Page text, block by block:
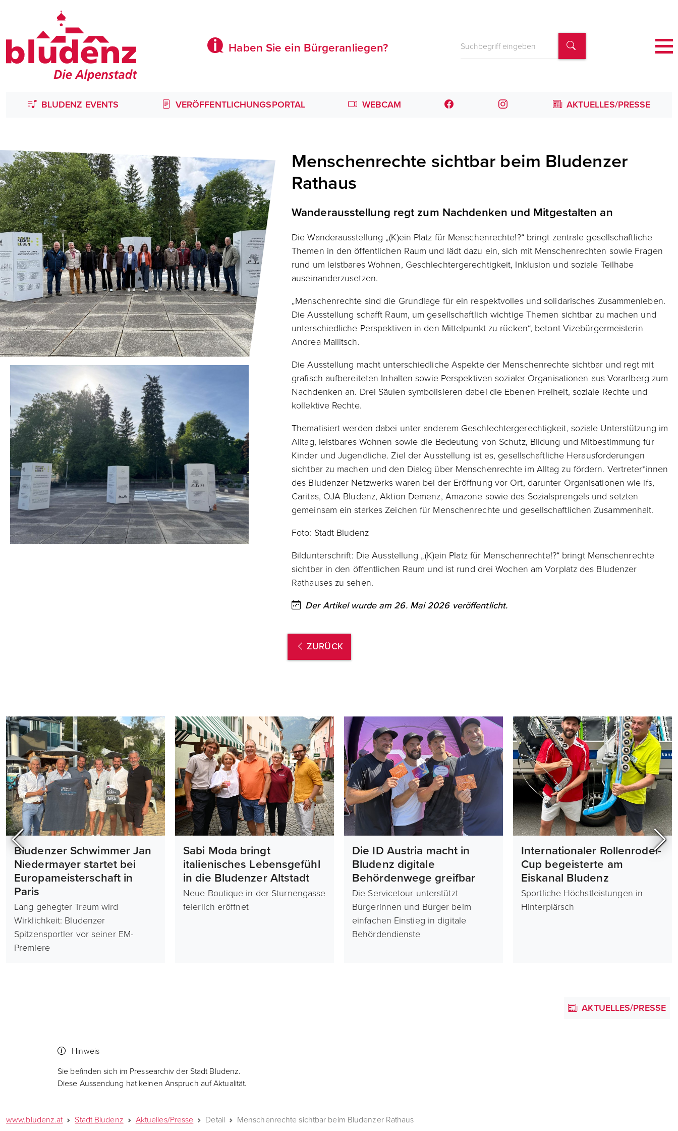
Haben Sie ein Bürgeranliegen?
BLUDENZ EVENTS VERÖFFENTLICHUNGSPORTAL WEBCAM AKTUELLES/PRESSE
Menschenrechte sichtbar beim Bludenzer
Rathaus
Wanderausstellung regt zum Nachdenken und Mitgestalten an
Die Wanderausstellung „(K)ein Platz für Menschenrechte!?“ bringt zentrale gesellschaftliche
Themen in den öffentlichen Raum und lädt dazu ein, sich mit Menschenrechten sowie Fragen
rund um leistbares Wohnen, Geschlechtergerechtigkeit, Inklusion und soziale Teilhabe
auseinanderzusetzen.
„Menschenrechte sind die Grundlage für ein respektvolles und solidarisches Zusammenleben.
Die Ausstellung schafft Raum, um gesellschaftlich wichtige Themen sichtbar zu machen und
unterschiedliche Perspektiven in den Mittelpunkt zu rücken“, betont Vizebürgermeisterin
Andrea Mallitsch.
Die Ausstellung macht unterschiedliche Aspekte der Menschenrechte sichtbar und regt mit
grafisch aufbereiteten Inhalten sowie Perspektiven sozialer Organisationen aus Vorarlberg zum
Nachdenken an. Drei Säulen symbolisieren dabei die Ebenen Freiheit, soziale Rechte und
kollektive Rechte.
Thematisiert werden dabei unter anderem Geschlechtergerechtigkeit, soziale Unterstützung im
Alltag, leistbares Wohnen sowie die Bedeutung von Schutz, Bildung und Mitbestimmung für
Kinder und Jugendliche. Ziel der Ausstellung ist es, gesellschaftliche Herausforderungen
sichtbar zu machen und den Dialog über Menschenrechte im Alltag zu fördern. Vertreter*innen
des Bludenzer Netzwerks waren bei der Eröffnung vor Ort, darunter Organisationen wie ifs,
Caritas, OJA Bludenz, Aktion Demenz, Amazone sowie des Sozialsprengels und setzten
gemeinsam ein starkes Zeichen für Menschenrechte und gesellschaftlichen Zusammenhalt.
Foto: Stadt Bludenz
Bildunterschrift: Die Ausstellung „(K)ein Platz für Menschenrechte!?“ bringt Menschenrechte
sichtbar in den öffentlichen Raum und ist rund drei Wochen am Vorplatz des Bludenzer
Rathauses zu sehen.
Der Artikel wurde am 26. Mai 2026 veröffentlicht.
ZURÜCK
Bludenzer Schwimmer Jan
Niedermayer startet bei
Europameisterschaft in
Paris
Lang gehegter Traum wird
Wirklichkeit: Bludenzer
Spitzensportler vor seiner EM-
Premiere
Sabi Moda bringt
italienisches Lebensgefühl
in die Bludenzer Altstadt
Neue Boutique in der Sturnengasse
feierlich eröffnet
Die ID Austria macht in
Bludenz digitale
Behördenwege greifbar
Die Servicetour unterstützt
Bürgerinnen und Bürger beim
einfachen Einstieg in digitale
Behördendienste
Internationaler Rollenrodel-
Cup begeisterte am
Eiskanal Bludenz
Sportliche Höchstleistungen in
Hinterplärsch
AKTUELLES/PRESSE
Hinweis
Sie befinden sich im Pressearchiv der Stadt Bludenz.
Diese Aussendung hat keinen Anspruch auf Aktualität.
www.bludenz.at Stadt Bludenz Aktuelles/Presse Detail Menschenrechte sichtbar beim Bludenzer Rathaus